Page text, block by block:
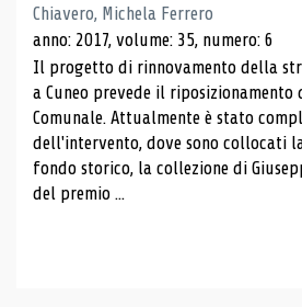
Chiavero, Michela Ferrero
anno: 2017, volume: 35, numero: 6
Il progetto di rinnovamento della
a Cuneo prevede il
Comunale. Attualmente è stato
dell'intervento, dove sono collocati
fondo storico, la collezione di
del premio ...